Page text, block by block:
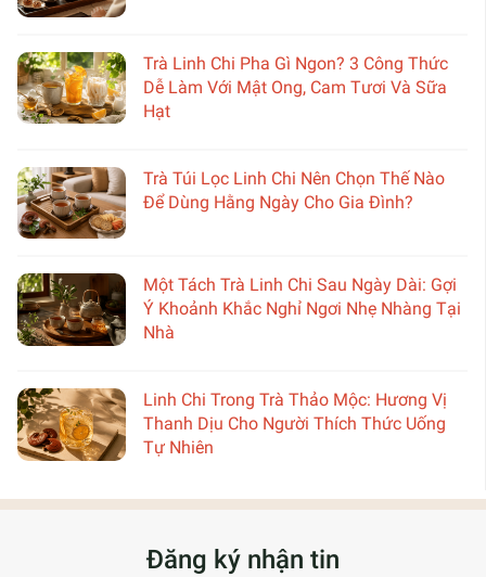
Trà Linh Chi Pha Gì Ngon? 3 Công Thức
Dễ Làm Với Mật Ong, Cam Tươi Và Sữa
Hạt
Trà Túi Lọc Linh Chi Nên Chọn Thế Nào
Để Dùng Hằng Ngày Cho Gia Đình?
Một Tách Trà Linh Chi Sau Ngày Dài: Gợi
Ý Khoảnh Khắc Nghỉ Ngơi Nhẹ Nhàng Tại
Nhà
Linh Chi Trong Trà Thảo Mộc: Hương Vị
Thanh Dịu Cho Người Thích Thức Uống
Tự Nhiên
Đăng ký nhận tin